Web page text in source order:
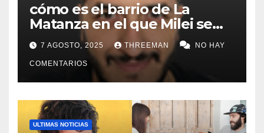
cómo es el barrio de La
Matanza en el que Milei se
sacó la foto de lanzamiento
de campaña en provincia de
Buenos Aires
7 AGOSTO, 2025 THREEMAN NO HAY
COMENTARIOS
ULTIMAS NOTICIAS